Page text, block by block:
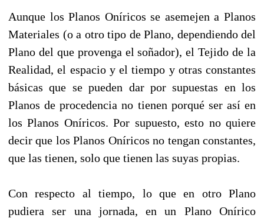
Aunque los Planos Oníricos se asemejen a Planos
Materiales (o a otro tipo de Plano, dependiendo del
Plano del que provenga el soñador), el Tejido de la
Realidad, el espacio y el tiempo y otras constantes
básicas que se pueden dar por supuestas en los
Planos de procedencia no tienen porqué ser así en
los Planos Oníricos. Por supuesto, esto no quiere
decir que los Planos Oníricos no tengan constantes,
que las tienen, solo que tienen las suyas propias.
Con respecto al tiempo, lo que en otro Plano
pudiera ser una jornada, en un Plano Onírico